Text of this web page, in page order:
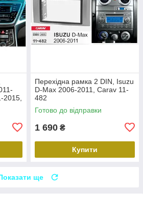
2015,
Перехідна рамка 2 DIN, Isuzu
D-Max 2006-2011, Carav 11-
482
Готово до відправки
1 690 ₴
Купити
ще